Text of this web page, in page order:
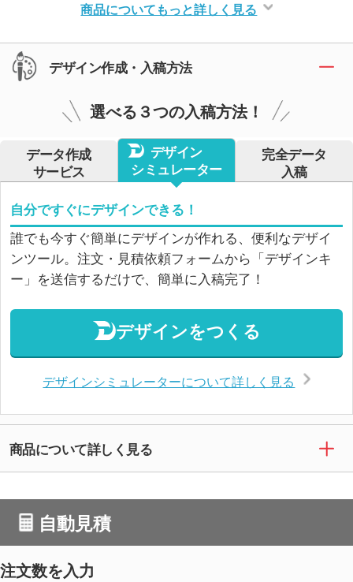
商品についてもっと詳しく見る
デザイン作成・入稿方法
選べる３つの入稿方法！
データ作成
サービス
デザイン
シミュレーター
完全データ
入稿
自分ですぐにデザインできる！
誰でも今すぐ簡単にデザインが作れる、便利なデザイ
ンツール。注文・見積依頼フォームから「デザインキ
ー」を送信するだけで、簡単に入稿完了！
デザインをつくる
デザインシミュレーターについて詳しく見る
商品について詳しく見る
自動見積
注文数を入力